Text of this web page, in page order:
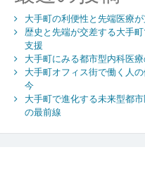
大手町の利便性と先端医療
歴史と先端が交差する大手
支援
大手町にみる都市型内科医
大手町オフィス街で働く人
今
大手町で進化する未来型都
の最前線